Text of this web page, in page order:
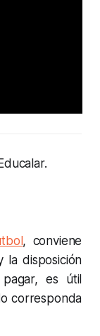
, conviene
disposición
es útil
corresponda